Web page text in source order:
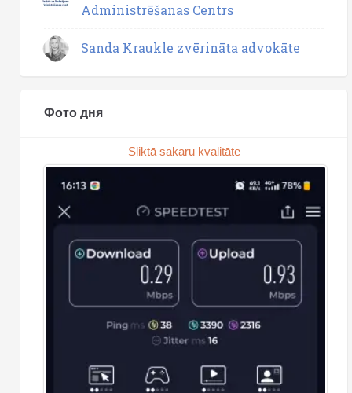
Administrēšanas Centrs
Sanda Kraukle zvērināta advokāte
Фото дня
Sliktā sakaru kvalitāte